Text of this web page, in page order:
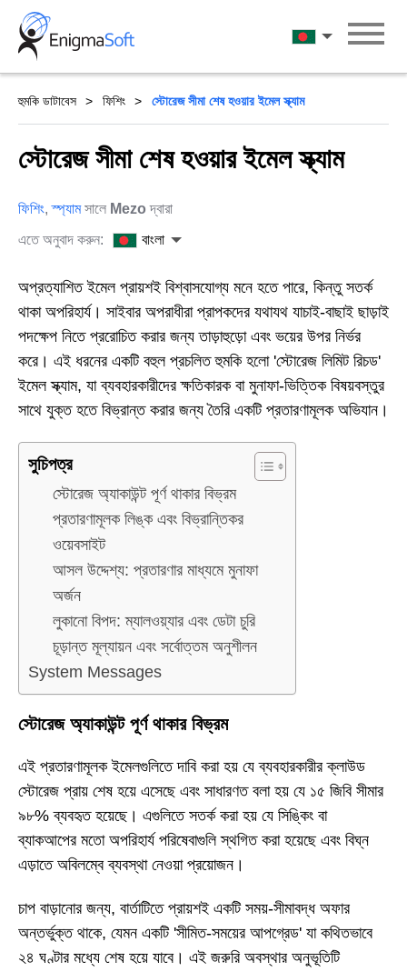
Skip
content
বাংলা
হুমকি ডাটাবেস ফিশিং স্টোরেজ সীমা শেষ হওয়ার ইমেল স্ক্যাম
স্টোরেজ সীমা শেষ হওয়ার ইমেল স্ক্যাম
ফিশিং,স্প্যামসালে Mezo দ্বারা
এতে অনুবাদ করুন:
বাংলা
অপ্রত্যাশিত ইমেল প্রায়শই বিশ্বাসযোগ্য মনে হতে পারে, কিন্তু সতর্ক
থাকা অপরিহার্য। সাইবার অপরাধীরা প্রাপকদের যথাযথ যাচাই-বাছাই ছাড়াই
পদক্ষেপ নিতে প্ররোচিত করার জন্য তাড়াহুড়ো এবং ভয়ের উপর নির্ভর
করে। এই ধরনের একটি বহুল প্রচলিত হুমকি হলো 'স্টোরেজ লিমিট রিচড'
ইমেল স্ক্যাম, যা ব্যবহারকারীদের ক্ষতিকারক বা মুনাফা-ভিত্তিক বিষয়বস্তুর
সাথে যুক্ত হতে বিভ্রান্ত করার জন্য তৈরি একটি প্রতারণামূলক অভিযান।
সুচিপত্র
স্টোরেজ অ্যাকাউন্ট পূর্ণ থাকার বিভ্রম
প্রতারণামূলক লিঙ্ক এবং বিভ্রান্তিকর
ওয়েবসাইট
আসল উদ্দেশ্য: প্রতারণার মাধ্যমে মুনাফা
অর্জন
লুকানো বিপদ: ম্যালওয়্যার এবং ডেটা চুরি
চূড়ান্ত মূল্যায়ন এবং সর্বোত্তম অনুশীলন
System Messages
স্টোরেজ অ্যাকাউন্ট পূর্ণ থাকার বিভ্রম
এই প্রতারণামূলক ইমেলগুলিতে দাবি করা হয় যে ব্যবহারকারীর ক্লাউড
স্টোরেজ প্রায় শেষ হয়ে এসেছে এবং সাধারণত বলা হয় যে ১৫ জিবি সীমার
৯৮% ব্যবহৃত হয়েছে। এগুলিতে সতর্ক করা হয় যে সিঙ্কিং বা
ব্যাকআপের মতো অপরিহার্য পরিষেবাগুলি স্থগিত করা হয়েছে এবং বিঘ্ন
এড়াতে অবিলম্বে ব্যবস্থা নেওয়া প্রয়োজন।
চাপ বাড়ানোর জন্য, বার্তাটিতে প্রায়শই একটি সময়-সীমাবদ্ধ অফার
অন্তর্ভুক্ত থাকে, যেমন একটি 'সীমিত-সময়ের আপগ্রেড' যা কথিতভাবে
২৪ ঘণ্টার মধ্যে শেষ হয়ে যাবে। এই জরুরি অবস্থার অনুভূতিটি